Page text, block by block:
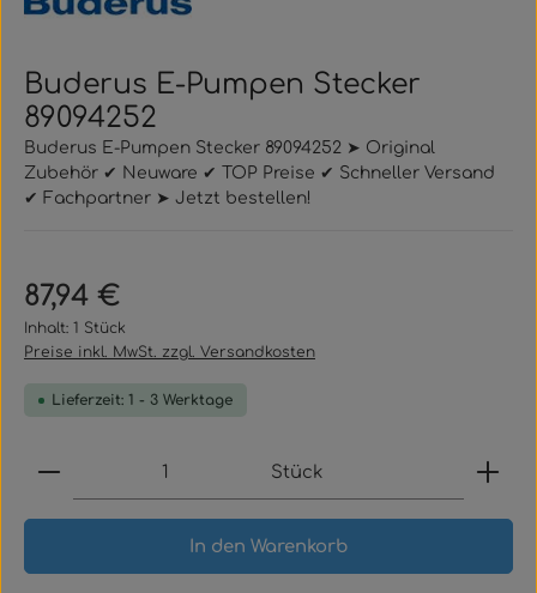
Buderus E-Pumpen Stecker
89094252
Buderus E-Pumpen Stecker 89094252 ➤ Original
Zubehör ✔ Neuware ✔ TOP Preise ✔ Schneller Versand
✔ Fachpartner ➤ Jetzt bestellen!
Regulärer Preis:
87,94 €
Inhalt: 1 Stück
Preise inkl. MwSt. zzgl. Versandkosten
Lieferzeit: 1 - 3 Werktage
Produkt Anzahl: Gib den gewünschten Wert
Stück
In den Warenkorb